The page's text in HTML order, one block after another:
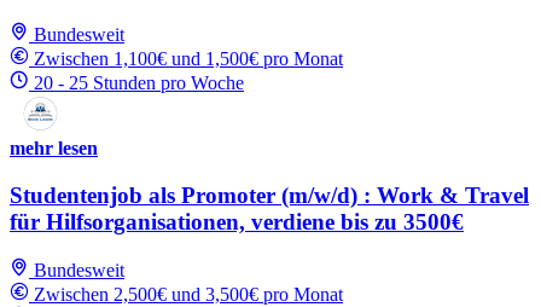
Bundesweit
Zwischen 1,100€ und 1,500€ pro Monat
20 - 25 Stunden pro Woche
mehr lesen
Studentenjob als Promoter (m/w/d) : Work & Travel
für Hilfsorganisationen, verdiene bis zu 3500€
Bundesweit
Zwischen 2,500€ und 3,500€ pro Monat